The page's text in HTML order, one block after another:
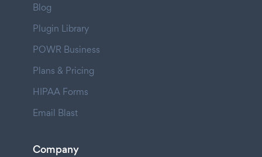
Blog
Plugin Library
POWR Business
Plans & Pricing
HIPAA Forms
Email Blast
Company